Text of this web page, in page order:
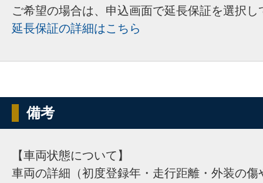
ご希望の場合は、申込画面で延長保証を選択し
延長保証の詳細はこちら
備考
【車両状態について】
車両の詳細（初度登録年・走行距離・外装の傷